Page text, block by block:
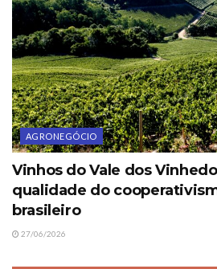
AGRONEGÓCIO
Vinhos do Vale dos
qualidade do
brasileiro
27/06/2026